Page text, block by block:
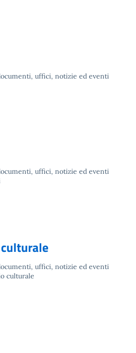
uffici, notizie ed eventi
uffici, notizie ed eventi
uffici, notizie ed eventi
culturale